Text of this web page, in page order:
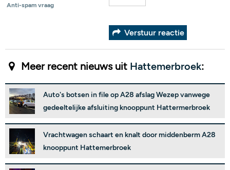
Anti-spam vraag
Verstuur reactie
Meer recent nieuws uit Hattemerbroek:
Auto's botsen in file op A28 afslag Wezep vanwege
gedeeltelijke afsluiting knooppunt Hattermerbroek
Vrachtwagen schaart en knalt door middenberm A28
knooppunt Hattemerbroek